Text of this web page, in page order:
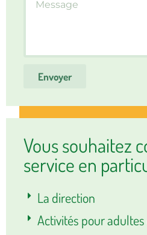
Envoyer
Vous souhaitez
service en
La direction
Activités pour